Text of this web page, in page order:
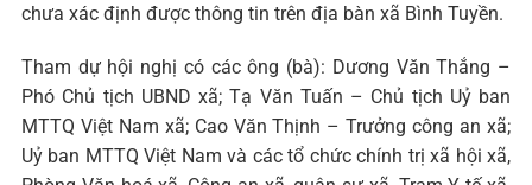
chưa xác định được thông tin trên địa bàn xã Bình Tuyền.
Tham dự hội nghị có các ông (bà): Dương Văn Thắng –
Phó Chủ tịch UBND xã; Tạ Văn Tuấn – Chủ tịch Uỷ ban
MTTQ Việt Nam xã; Cao Văn Thịnh – Trưởng công an xã;
Uỷ ban MTTQ Việt Nam và các tổ chức chính trị xã hội xã,